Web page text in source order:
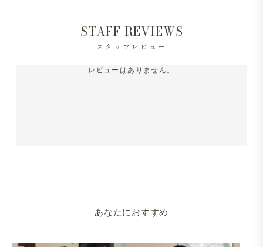
STAFF REVIEWS
スタッフレビュー
レビューはありません。
あなたにおすすめ